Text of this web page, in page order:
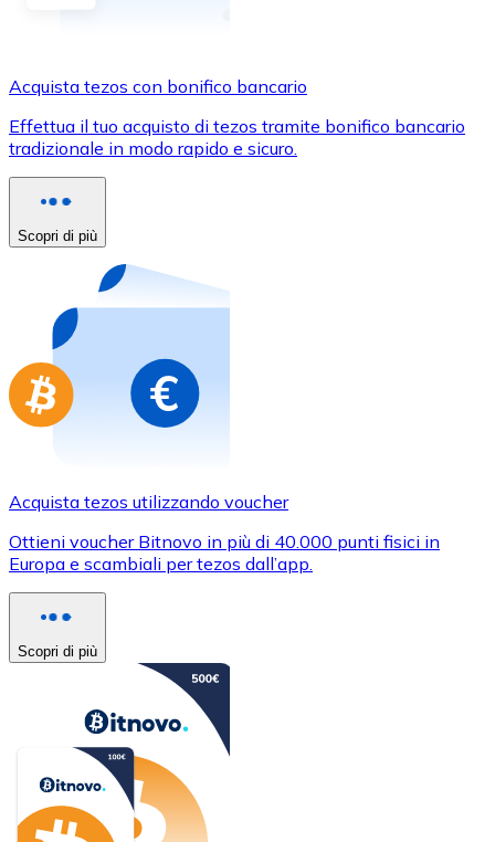
Usa le carte Visa e Mastercard per acquistare
Acquista con carta
Acquista gift card dei tuoi marchi preferiti con
Vai al negozio di carte regalo
Acquista tezos con bonifico bancario
Effettua il tuo acquisto di tezos tramite bonifico bancario
tradizionale in modo rapido e sicuro.
Scopri di più
Acquista tezos utilizzando voucher
Ottieni voucher Bitnovo in più di 40.000 punti fisici in
Europa e scambiali per tezos dall’app.
Scopri di più